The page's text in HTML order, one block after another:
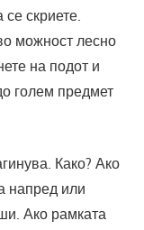
скриете.
можност лесно
на подот и
голем предмет
Како? Ако
напред или
Ако рамката